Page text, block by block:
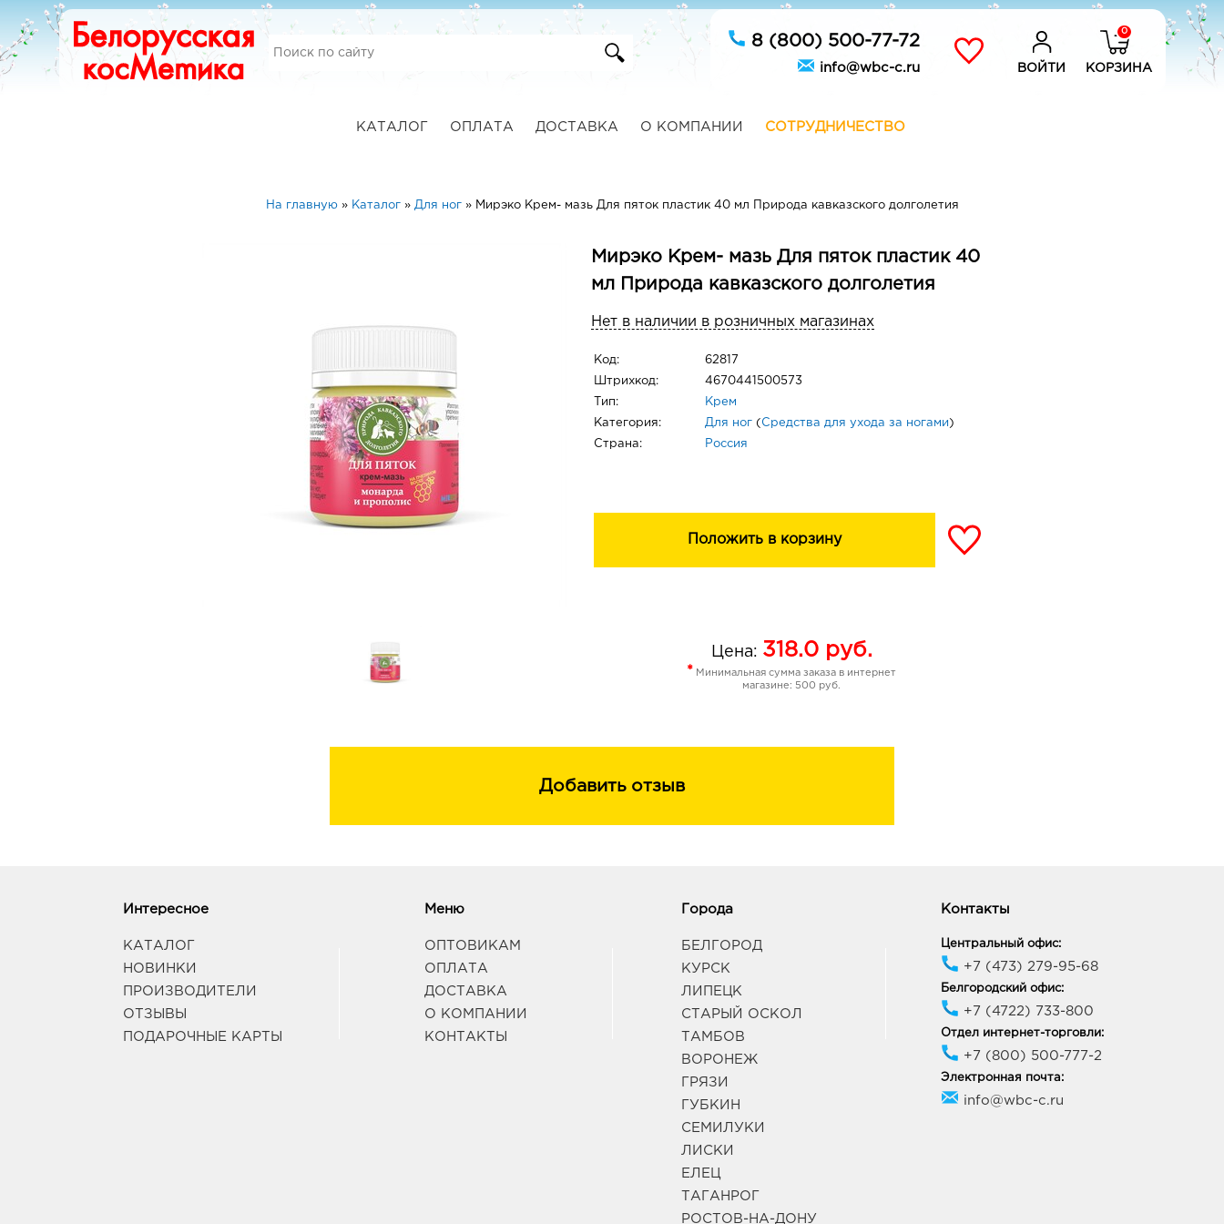
8 (800) 500-77-72
info@wbc-c.ru ВОЙТИ
0
КОРЗИНА
КАТАЛОГ ОПЛАТА ДОСТАВКА О КОМПАНИИ СОТРУДНИЧЕСТВО
На главную» Каталог» Для ног» Мирэко Крем- мазь Для пяток пластик 40 мл Природа кавказского долголетия
Мирэко Крем- мазь Для пяток пластик 40
мл Природа кавказского долголетия
Нет в наличии в розничных магазинах
Код: 62817
Штрихкод: 4670441500573
Тип: Крем
Категория: Для ног ( Средства для ухода за ногами )
Страна: Россия
Положить в корзину
Цена: 318.0руб.
* Минимальная сумма заказа в интернет
магазине: 500 руб.
Добавить отзыв
Интересное
КАТАЛОГ
НОВИНКИ
ПРОИЗВОДИТЕЛИ
ОТЗЫВЫ
ПОДАРОЧНЫЕ КАРТЫ
Меню
ОПТОВИКАМ
ОПЛАТА
ДОСТАВКА
О КОМПАНИИ
КОНТАКТЫ
Города
БЕЛГОРОД
КУРСК
ЛИПЕЦК
СТАРЫЙ ОСКОЛ
ТАМБОВ
ВОРОНЕЖ
ГРЯЗИ
ГУБКИН
СЕМИЛУКИ
ЛИСКИ
ЕЛЕЦ
ТАГАНРОГ
РОСТОВ-НА-ДОНУ
Контакты
Центральный офис:
+7 (473) 279-95-68
Белгородский офис:
+7 (4722) 733-800
Отдел интернет-торговли:
+7 (800) 500-777-2
Электронная почта:
info@wbc-c.ru